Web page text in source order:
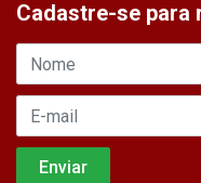
Cadastre-se para